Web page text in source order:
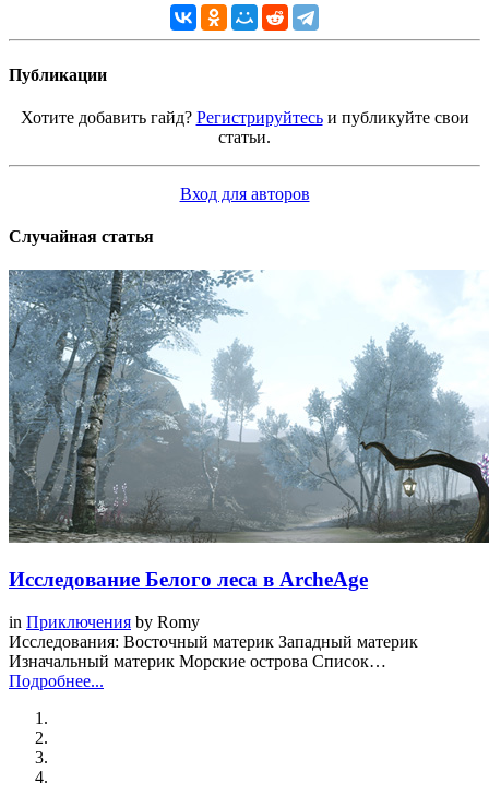
Публикации
Хотите добавить гайд? Регистрируйтесьи публикуйте свои
статьи.
Вход для авторов
Случайная статья
Исследование Белого леса в ArcheAge
in Приключения by Romy
Исследования: Восточный материк Западный материк
Изначальный материк Морские острова Список…
Подробнее...